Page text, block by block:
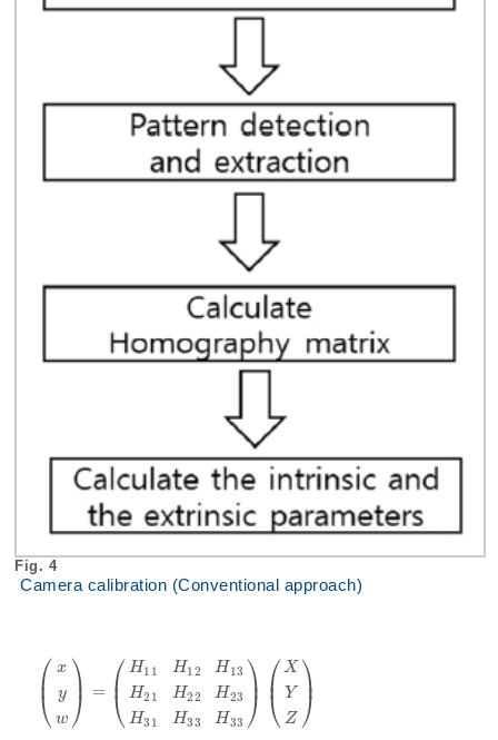
Fig. 4
Camera calibration (Conventional approach)
⎛
⎝
⎜
x
y
w
⎞
⎠⎟ = ⎛
⎝
⎜ H11
H21
H31
H12
H22
H33
H 13
H23
H33
⎞
⎠⎟ ⎛
⎝
⎜ X
Y
Z
⎞
⎠⎟
x w =H11 H 12H 13H21H22 H 23H 31